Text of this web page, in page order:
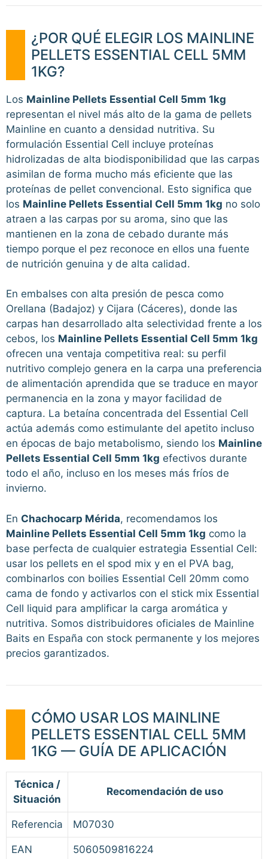
¿POR QUÉ ELEGIR LOS MAINLINE
PELLETS ESSENTIAL CELL 5MM
1KG?
Los Mainline Pellets Essential Cell 5mm 1kg
representan el nivel más alto de la gama de pellets
Mainline en cuanto a densidad nutritiva. Su
formulación Essential Cell incluye proteínas
hidrolizadas de alta biodisponibilidad que las carpas
asimilan de forma mucho más eficiente que las
proteínas de pellet convencional. Esto significa que
los Mainline Pellets Essential Cell 5mm 1kg no solo
atraen a las carpas por su aroma, sino que las
mantienen en la zona de cebado durante más
tiempo porque el pez reconoce en ellos una fuente
de nutrición genuina y de alta calidad.
En embalses con alta presión de pesca como
Orellana (Badajoz) y Cijara (Cáceres), donde las
carpas han desarrollado alta selectividad frente a los
cebos, los Mainline Pellets Essential Cell 5mm 1kg
ofrecen una ventaja competitiva real: su perfil
nutritivo complejo genera en la carpa una preferencia
de alimentación aprendida que se traduce en mayor
permanencia en la zona y mayor facilidad de
captura. La betaína concentrada del Essential Cell
actúa además como estimulante del apetito incluso
en épocas de bajo metabolismo, siendo los Mainline
Pellets Essential Cell 5mm 1kg efectivos durante
todo el año, incluso en los meses más fríos de
invierno.
En Chachocarp Mérida, recomendamos los
Mainline Pellets Essential Cell 5mm 1kg como la
base perfecta de cualquier estrategia Essential Cell:
usar los pellets en el spod mix y en el PVA bag,
combinarlos con boilies Essential Cell 20mm como
cama de fondo y activarlos con el stick mix Essential
Cell liquid para amplificar la carga aromática y
nutritiva. Somos distribuidores oficiales de Mainline
Baits en España con stock permanente y los mejores
precios garantizados.
CÓMO USAR LOS MAINLINE
PELLETS ESSENTIAL CELL 5MM
1KG — GUÍA DE APLICACIÓN
Referencia M07030
EAN 5060509816224
Técnica /
Situación
Recomendación de uso